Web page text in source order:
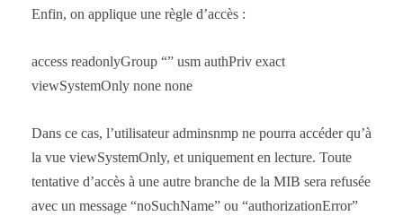
Enfin, on applique une règle d’accès :
access readonlyGroup “” usm authPriv exact
viewSystemOnly none none
Dans ce cas, l’utilisateur adminsnmp ne pourra accéder qu’à
la vue viewSystemOnly, et uniquement en lecture. Toute
tentative d’accès à une autre branche de la MIB sera refusée
avec un message “noSuchName” ou “authorizationError”